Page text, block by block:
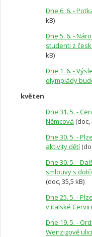
Dne 6. 6. -
kB)
Dne 5. 6. -
studenti z
kB)
Dne 1. 6. -
olympiády
květen
Dne 31. 5. -
Němcová (doc,
Dne 30. 5. -
aktivity dětí
Dne 30. 5. -
smlouvy s
(doc, 35,5 kB)
Dne 25. 5. -
v italské Cervii
Dne 19. 5. -
Wenzigově ulici